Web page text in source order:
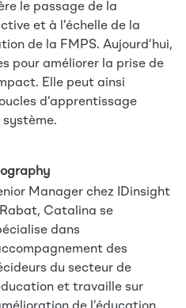
le passage de la
et à l’échelle de la
de la FMPS. Aujourd’hui,
pour améliorer la prise de
Elle peut ainsi
d’apprentissage
système.
Manager chez IDinsight
Catalina se
dans
des
du secteur de
et travaille sur